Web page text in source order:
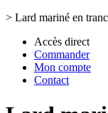
> Lard mariné en
Accès direct
Commander
Mon compte
Contact